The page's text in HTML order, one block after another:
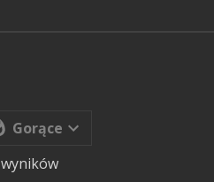
Gorące
wyników